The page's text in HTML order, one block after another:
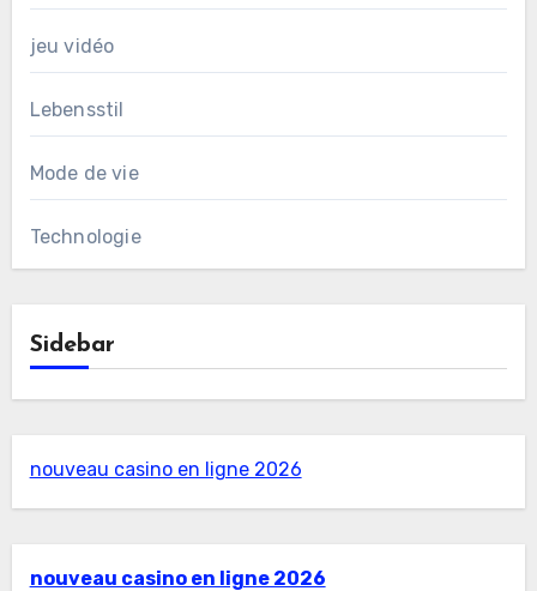
jeu vidéo
Lebensstil
Mode de vie
Technologie
Sidebar
nouveau casino en ligne 2026
nouveau casino en ligne 2026